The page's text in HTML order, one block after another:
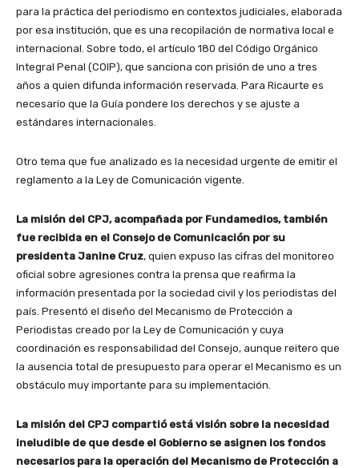
para la práctica del periodismo en contextos judiciales, elaborada
por esa institución, que es una recopilación de normativa local e
internacional. Sobre todo, el artículo 180 del Código Orgánico
Integral Penal (COIP), que sanciona con prisión de uno a tres
años a quien difunda información reservada. Para Ricaurte es
necesario que la Guía pondere los derechos y se ajuste a
estándares internacionales.
Otro tema que fue analizado es la necesidad urgente de emitir el
reglamento a la Ley de Comunicación vigente.
La misión del CPJ, acompañada por Fundamedios, también
fue recibida en el Consejo de Comunicación por su
presidenta Janine Cruz, quien expuso las cifras del monitoreo
oficial sobre agresiones contra la prensa que reafirma la
información presentada por la sociedad civil y los periodistas del
país. Presentó el diseño del Mecanismo de Protección a
Periodistas creado por la Ley de Comunicación y cuya
coordinación es responsabilidad del Consejo, aunque reitero que
la ausencia total de presupuesto para operar el Mecanismo es un
obstáculo muy importante para su implementación.
La misión del CPJ compartió está visión sobre la necesidad
ineludible de que desde el Gobierno se asignen los fondos
necesarios para la operación del Mecanismo de Protección a